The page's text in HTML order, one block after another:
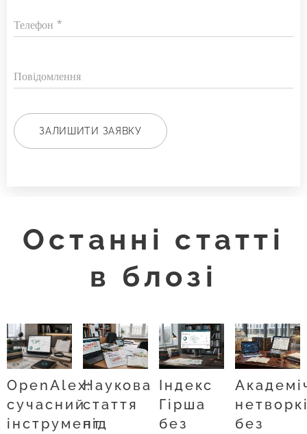
Телефон
Повідомлення
ЗАЛИШИТИ ЗАЯВКУ
Останні статті
в блозі
OpenAlex:
сучасний
інструмент
Наукова
стаття
під
Індекс
Гірша
без
без